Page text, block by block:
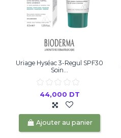
Uriage Hyséac 3-Regul SPF30
Soin...
44,000 DT
Ajouter au panier